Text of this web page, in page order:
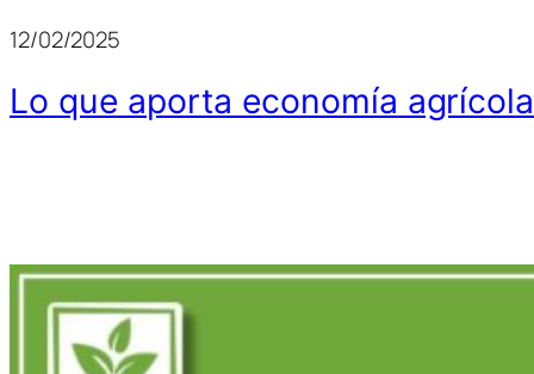
12/02/2025
Lo que aporta economía